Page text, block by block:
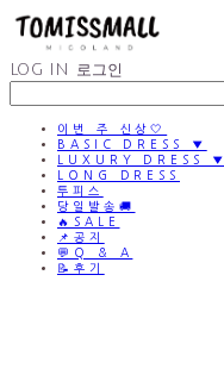
LOG IN 로그인
이번 주 신상🤍
BASIC DRESS ▼
LUXURY DRESS ▼
LONG DRESS
투피스
당일발송🚚
🔥SALE
📌공지
💬Q & A
📝후기